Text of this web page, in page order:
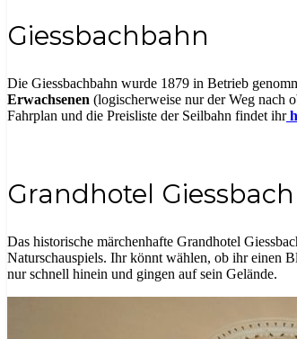
Giessbachbahn
Die Giessbachbahn wurde 1879 in Betrieb
Erwachsenen (logischerweise nur der Weg nach
Fahrplan und die Preisliste der Seilbahn findet ihr
Grandhotel Giessbach
Das historische märchenhafte Grandhotel
Naturschauspiels. Ihr könnt wählen, ob ihr einen
nur schnell hinein und gingen auf sein Gelände.